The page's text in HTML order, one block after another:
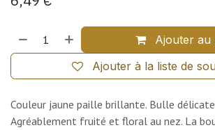
Ajouter au
Ajouter à la liste de
Couleur jaune paille brillante. Bulle
Agréablement fruité et floral au nez. La